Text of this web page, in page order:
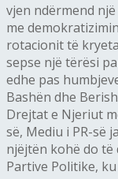
vjen ndërmend
me
rotacionit të
sepse një tërësi
edhe pas
Bashën dhe
Drejtat e Njeriut
së, Mediu i PR-së
njëjtën kohë do
Partive Politike,